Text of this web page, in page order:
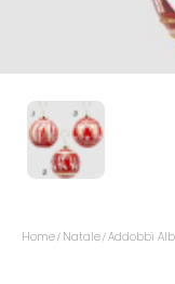
Home/ Natale/Addobbi